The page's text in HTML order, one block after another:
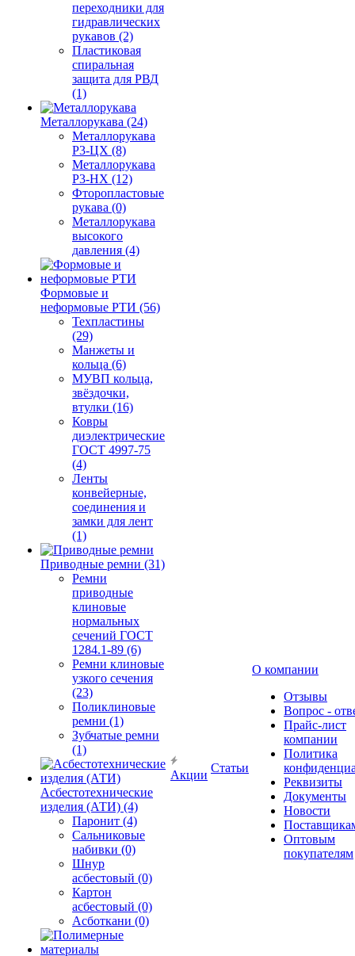
переходники для
гидравлических
рукавов (2)
Пластиковая
спиральная
защита для РВД
(1)
Металлорукава (24)
Металлорукава
Р3-ЦХ (8)
Металлорукава
Р3-НХ (12)
Фторопластовые
рукава (0)
Металлорукава
высокого
давления (4)
Формовые и
неформовые РТИ (56)
Техпластины
(29)
Манжеты и
кольца (6)
МУВП кольца,
звёздочки,
втулки (16)
Ковры
диэлектрические
ГОСТ 4997-75
(4)
Ленты
конвейерные,
соединения и
замки для лент
(1)
Приводные ремни (31)
Ремни
приводные
клиновые
нормальных
сечений ГОСТ
1284.1-89 (6)
Ремни клиновые
узкого сечения
(23)
Поликлиновые
ремни (1)
Зубчатые ремни
(1)
Асбестотехнические
изделия (АТИ) (4)
Паронит (4)
Сальниковые
набивки (0)
Шнур
асбестовый (0)
Картон
асбестовый (0)
Асботкани (0)
Акции
Статьи
О компании
Отзывы
Вопрос -
Прайс-лист
компании
Политика
Реквизиты
Документы
Новости
Оптовым
покупателям